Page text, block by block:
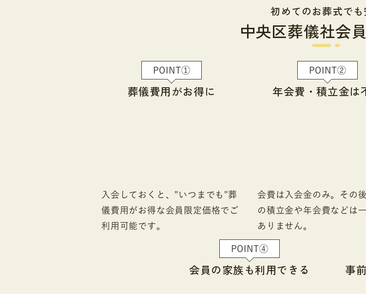
初めてのお葬式でも
中央区葬儀社会
POINT①
葬儀費用がお得に
入会しておくと、"いつまでも"葬
儀費用がお得な会員限定価格でご
利用可能です。
POINT②
年会費・積立金は
会費は入会金のみ。その
の積立金や年会費などは
ありません。
POINT④
会員の家族も利用できる 事